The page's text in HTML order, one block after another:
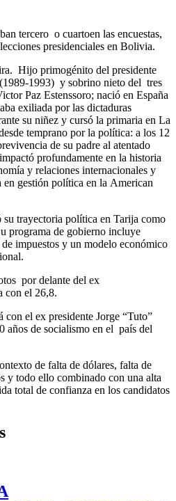
tercero o cuartoen las encuestas,
presidenciales en Bolivia.
Hijo primogénito del presidente
1993) y sobrino nieto del tres
Paz Estenssoro; nació en España
exiliada por las dictaduras
su niñez y cursó la primaria en La
temprano por la política: a los 12
de su padre al atentado
profundamente en la historia
y relaciones internacionales y
en gestión política en la American
trayectoria política en Tarija como
programa de gobierno incluye
impuestos y un modelo económico
por delante del ex
con el 26,8.
el ex presidente Jorge “Tuto”
años de socialismo en el país del
de falta de dólares, falta de
y todo ello combinado con una alta
total de confianza en los candidatos